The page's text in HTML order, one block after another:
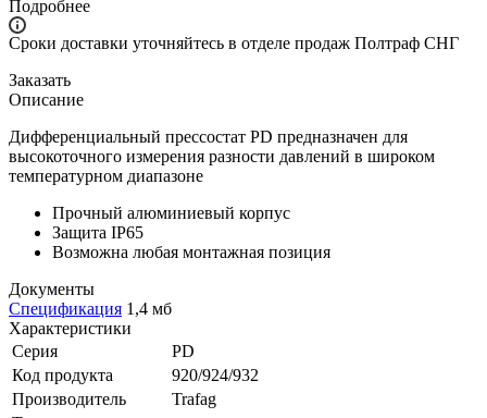
Подробнее
Сроки доставки уточняйтесь в отделе продаж Полтраф СНГ
Заказать
Описание
Дифференциальный прессостат PD предназначен для
высокоточного измерения разности давлений в широком
температурном диапазоне
Прочный алюминиевый корпус
Защита IP65
Возможна любая монтажная позиция
Документы
Спецификация 1,4 мб
Характеристики
Серия
PD
Код продукта
920/924/932
Производитель
Trafag